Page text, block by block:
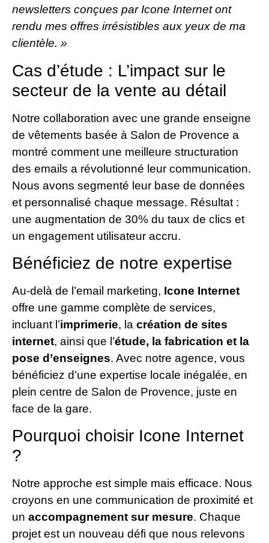
newsletters conçues par Icone Internet ont
rendu mes offres irrésistibles aux yeux de ma
clientèle. »
Cas d’étude : L’impact sur le
secteur de la vente au détail
Notre collaboration avec une grande enseigne
de vêtements basée à Salon de Provence a
montré comment une meilleure structuration
des emails a révolutionné leur communication.
Nous avons segmenté leur base de données
et personnalisé chaque message. Résultat :
une augmentation de 30% du taux de clics et
un engagement utilisateur accru.
Bénéficiez de notre expertise
Au-delà de l’email marketing, Icone Internet
offre une gamme complète de services,
incluant l’imprimerie, la création de sites
internet, ainsi que l’étude, la fabrication et la
pose d’enseignes. Avec notre agence, vous
bénéficiez d’une expertise locale inégalée, en
plein centre de Salon de Provence, juste en
face de la gare.
Pourquoi choisir Icone Internet
?
Notre approche est simple mais efficace. Nous
croyons en une communication de proximité et
un accompagnement sur mesure. Chaque
projet est un nouveau défi que nous relevons